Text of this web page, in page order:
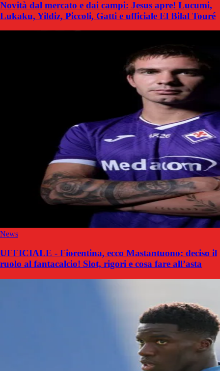
Novità dal mercato e dai campi: Jesus apre! Lucumi,
Lukaku, Yildiz, Piccoli, Gatti e ufficiale El Bilal Touré
News
UFFICIALE - Fiorentina, ecco Mastantuono: deciso il
ruolo al fantacalcio! Slot, rigori e cosa fare all’asta